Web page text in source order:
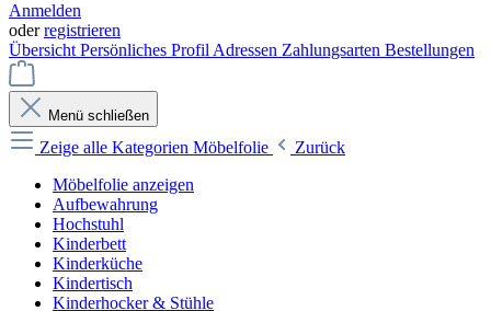
Anmelden
oderregistrieren
Übersicht Persönliches Profil Adressen Zahlungsarten Bestellungen
Menü schließen
Zeige alle Kategorien Möbelfolie
Zurück
Möbelfolie anzeigen
Aufbewahrung
Hochstuhl
Kinderbett
Kinderküche
Kindertisch
Kinderhocker & Stühle